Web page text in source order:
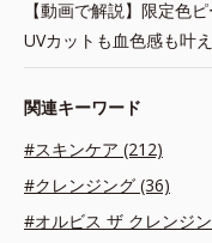
【動画で解説】限定色
UVカットも血色感も叶
関連キーワード
#スキンケア (212)
#クレンジング (36)
#オルビス ザ クレンジ